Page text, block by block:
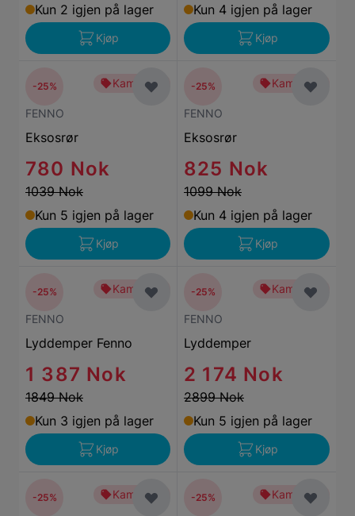
Kun 2 igjen på lager
Kjøp
Kun 4 igjen på lager
Kjøp
Kampanje
FENNO
Eksosrør
780 Nok
1039 Nok
-25%
Kun 5 igjen på lager
Kjøp
Kampanje
FENNO
Eksosrør
825 Nok
1099 Nok
-25%
Kun 4 igjen på lager
Kjøp
Kampanje
FENNO
Lyddemper Fenno
1 387 Nok
1849 Nok
-25%
Kun 3 igjen på lager
Kjøp
Kampanje
FENNO
Lyddemper
2 174 Nok
2899 Nok
-25%
Kun 5 igjen på lager
Kjøp
Kampanje
-25% Kampanje
-25%